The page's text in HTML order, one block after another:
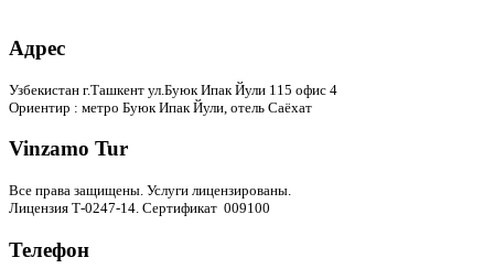
Адрес
Узбекистан г.Ташкент ул.Буюк Ипак Йули 115 офис 4
Ориентир : метро Буюк Ипак Йули, отель Саёхат
Vinzamo Tur
Все права защищены. Услуги лицензированы.
Лицензия Т-0247-14. Сертификат 009100
Телефон